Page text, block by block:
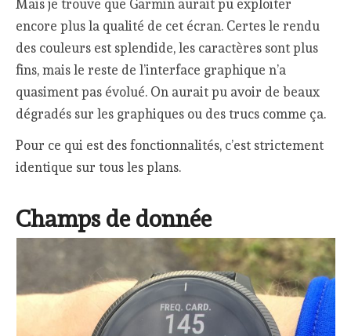
Mais je trouve que Garmin aurait pu exploiter
encore plus la qualité de cet écran. Certes le rendu
des couleurs est splendide, les caractères sont plus
fins, mais le reste de l’interface graphique n’a
quasiment pas évolué. On aurait pu avoir de beaux
dégradés sur les graphiques ou des trucs comme ça.
Pour ce qui est des fonctionnalités, c’est strictement
identique sur tous les plans.
Champs de donnée